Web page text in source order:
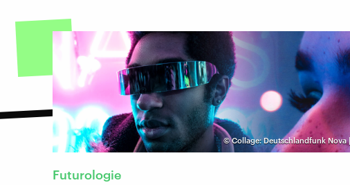
©Collage: Deutschlandfunk Nova
Futurologie